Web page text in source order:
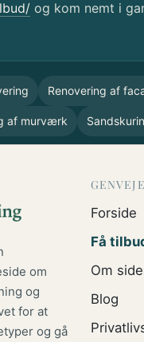
og kom nemt i
Renovering af
af murværk
om
og
for at
og gå
GENVEJE
Forside
Få
Om
Blog